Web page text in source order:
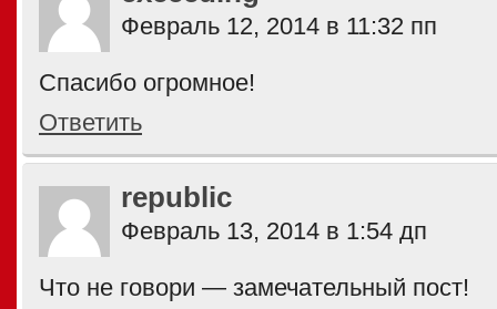
Февраль 12, 2014 в 11:32 пп
Спасибо огромное!
Ответить
republic
Февраль 13, 2014 в 1:54 дп
Что не говори — замечательный пост!